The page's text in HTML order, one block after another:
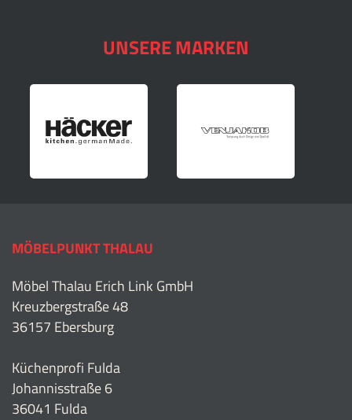
UNSERE MARKEN
MÖBELPUNKT THALAU
Möbel Thalau Erich Link GmbH
Kreuzbergstraße 48
36157 Ebersburg
Küchenprofi Fulda
Johannisstraße 6
36041 Fulda